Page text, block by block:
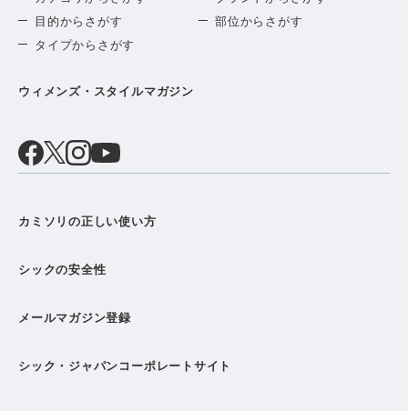
目的からさがす
部位からさがす
タイプからさがす
ウィメンズ・スタイルマガジン
カミソリの正しい使い方
シックの安全性
メールマガジン登録
シック・ジャパンコーポレートサイト